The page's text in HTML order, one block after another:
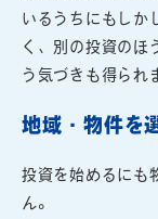
いるうちにもしか
く、別の投資のほ
う気づきも得られ
地域・物件を
投資を始めるにも
ん。